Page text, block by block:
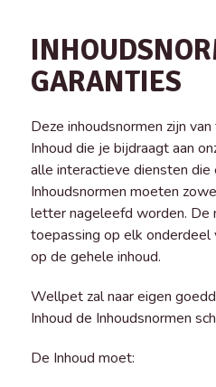
GARANTIES
Deze inhoudsnormen zijn
Inhoud die je bijdraagt aan
alle interactieve diensten die
Inhoudsnormen moeten
letter nageleefd worden. De
toepassing op elk onderdeel
op de gehele inhoud.
Wellpet zal naar eigen
Inhoud de Inhoudsnormen
De Inhoud moet: